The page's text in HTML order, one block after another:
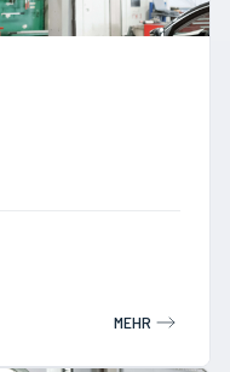
MEHR